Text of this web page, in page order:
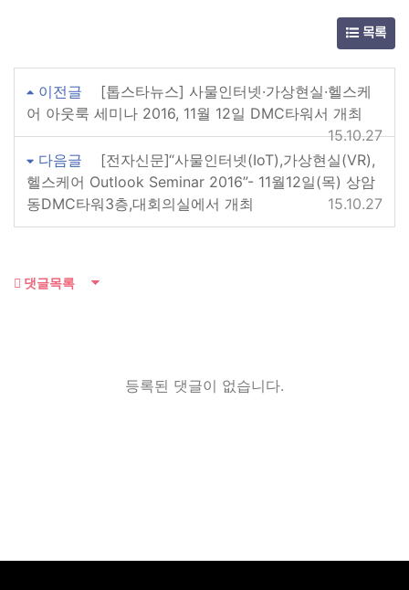
목록
이전글
[톱스타뉴스] 사물인터넷·가상현실·헬스케
어 아웃룩 세미나 2016, 11월 12일 DMC타워서 개최
15.10.27
다음글
[전자신문]“사물인터넷(IoT),가상현실(VR),
헬스케어 Outlook Seminar 2016”- 11월12일(목) 상암
동DMC타워3층,대회의실에서 개최
15.10.27
댓글목록
등록된 댓글이 없습니다.